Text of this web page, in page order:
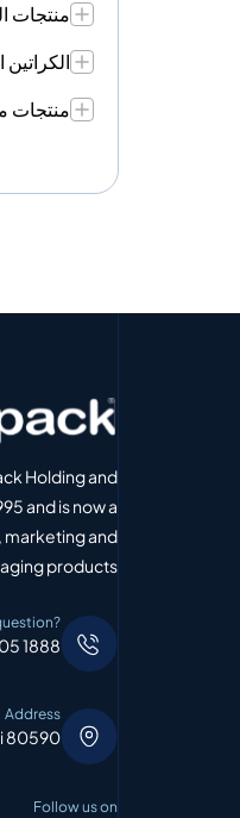
منتجات
منتجات
Holding and
and is now a
marketing and
products
1888
Address
80590
Follow us on